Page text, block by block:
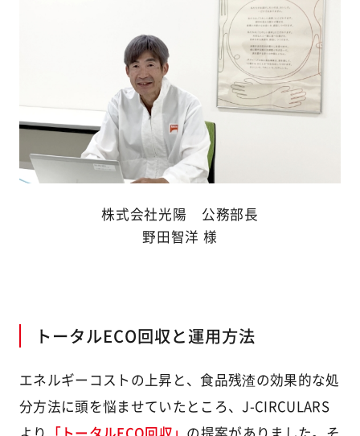
株式会社光陽 公務部長
野田智洋 様
トータルECO回収と運用方法
エネルギーコストの上昇と、食品残渣の効果的な処
分方法に頭を悩ませていたところ、J-CIRCULARS